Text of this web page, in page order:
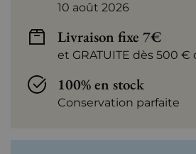
10 août 2026
Livraison fixe 7€
et GRATUITE dès 500 €
100% en stock
Conservation parfaite